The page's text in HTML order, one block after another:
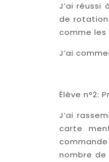
J’ai
de rotation
comme les
J’ai
Élève n°2:
J’ai
carte
nombre de